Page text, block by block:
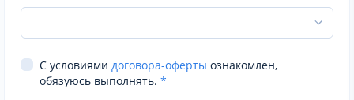
С условиями договора-оферты ознакомлен,
обязуюсь выполнять. *